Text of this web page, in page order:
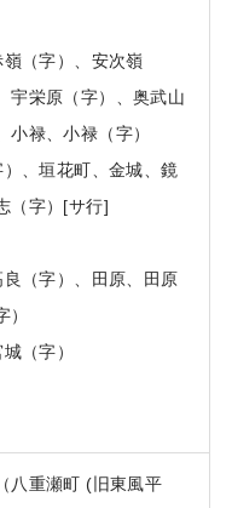
（字）、安次嶺
宇栄原（字）、奥武山
小禄、小禄（字）
、垣花町、金城、鏡
（字）[サ行]
（字）、田原、田原
）
（字）
八重瀬町 (旧東風平